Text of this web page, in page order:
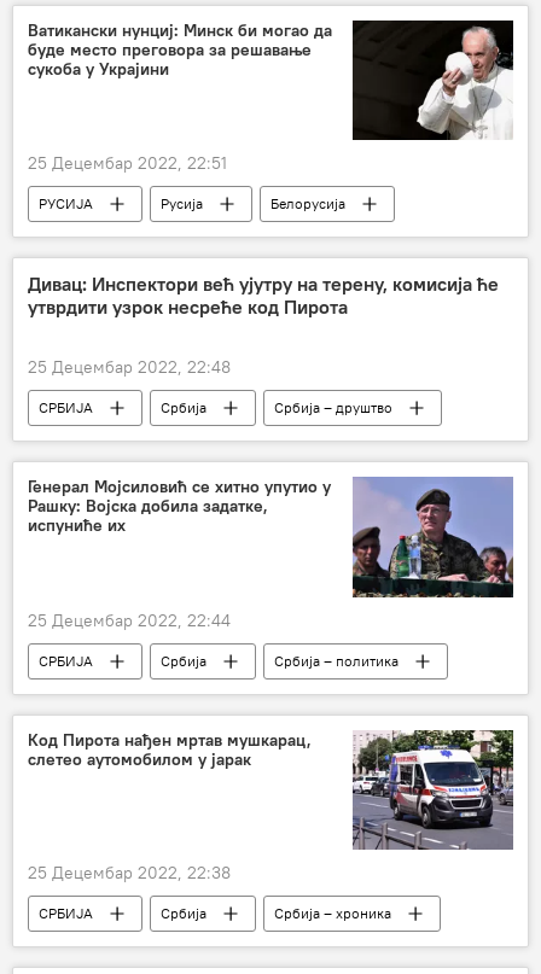
Криза на северу КиМ
Ватикански нунциј: Минск би могао да
буде место преговора за решавање
сукоба у Украјини
25 Децембар 2022, 22:51
РУСИЈА Русија
Белорусија
Ватикан
Украјина
Специјална војна операција у Украјини – вести
нунције
Дивац: Инспектори већ ујутру на терену, комисија ће
утврдити узрок несреће код Пирота
25 Децембар 2022, 22:48
СРБИЈА Србија
Србија – друштво
несрећа
железничка несрећа
Пирот
Генерал Мојсиловић се хитно упутио у
Рашку: Војска добила задатке,
испуниће их
25 Децембар 2022, 22:44
СРБИЈА Србија
Србија – политика
Милан Мојсиловић
Рашка
Косово и Метохија (КиМ)
Криза на северу КиМ
Код Пирота нађен мртав мушкарац,
слетео аутомобилом у јарак
25 Децембар 2022, 22:38
СРБИЈА Србија
Србија – хроника
јарак
несрећа